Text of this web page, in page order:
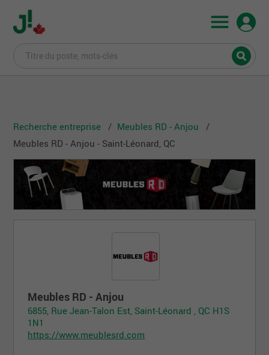
Recherche entreprise
Meubles RD - Anjou
Meubles RD - Anjou - Saint-Léonard, QC
Meubles RD - Anjou
6855, Rue Jean-Talon Est, Saint-Léonard , QC H1S
1N1
https://www.meublesrd.com